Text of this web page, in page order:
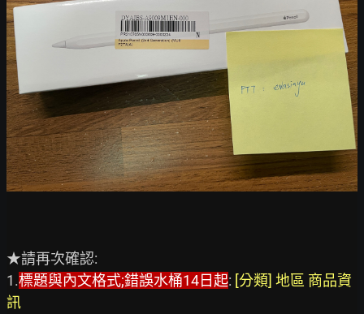
★請再次確認:
1.標題與內文格式;錯誤水桶14日起: [分類] 地區 商品資
訊